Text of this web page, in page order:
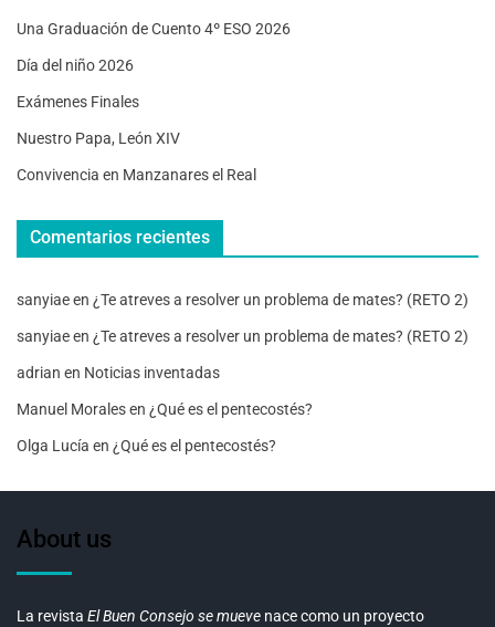
Una Graduación de Cuento 4º ESO 2026
Día del niño 2026
Exámenes Finales
Nuestro Papa, León XIV
Convivencia en Manzanares el Real
Comentarios recientes
sanyiaeen ¿Te atreves a resolver un problema de mates? (RETO 2)
sanyiaeen ¿Te atreves a resolver un problema de mates? (RETO 2)
adrian en Noticias inventadas
Manuel Moralesen ¿Qué es el pentecostés?
Olga Lucía en ¿Qué es el pentecostés?
About us
La revista El Buen Consejo se mueve nace como un proyecto